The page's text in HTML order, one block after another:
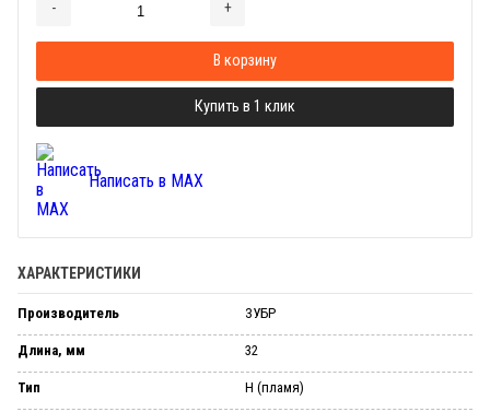
- +
В корзину
Купить в 1 клик
Написать в MAX
ХАРАКТЕРИСТИКИ
Производитель ЗУБР
Длина, мм 32
Тип H (пламя)